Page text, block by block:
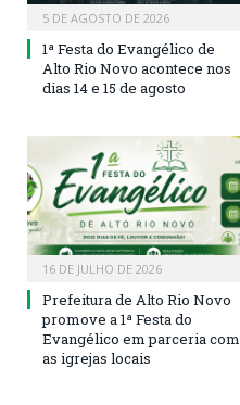
5 DE AGOSTO DE 2026
1ª Festa do Evangélico de
Alto Rio Novo acontece nos
dias 14 e 15 de agosto
16 DE JULHO DE 2026
Prefeitura de Alto Rio Novo
promove a 1ª Festa do
Evangélico em parceria com
as igrejas locais